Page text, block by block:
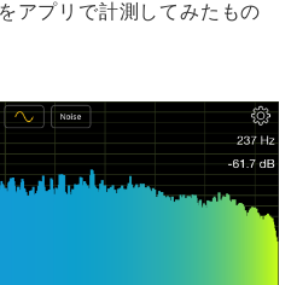
アプリで計測してみたもの